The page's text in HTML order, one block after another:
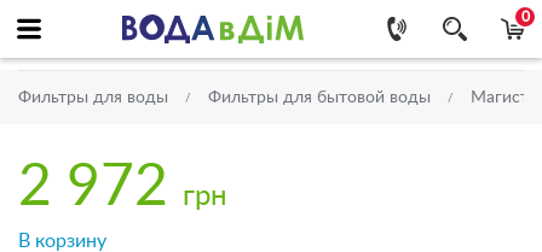
0
Фильтры для воды Фильтры для бытовой воды
2 972 грн
В корзину